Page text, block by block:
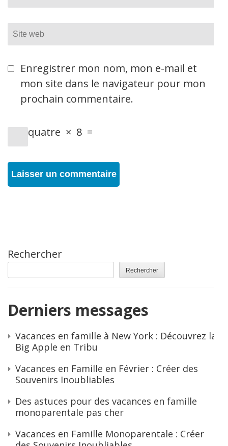
Site
web
Enregistrer mon nom, mon e-mail et
mon site dans le navigateur pour mon
prochain commentaire.
quatre × 8 =
Rechercher
Rechercher
Derniers messages
Vacances en famille à New York : Découvrez la
Big Apple en Tribu
Vacances en Famille en Février : Créer des
Souvenirs Inoubliables
Des astuces pour des vacances en famille
monoparentale pas cher
Vacances en Famille Monoparentale : Créer